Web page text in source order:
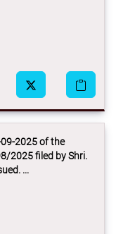
2025 of the
2025 filed by Shri.
...